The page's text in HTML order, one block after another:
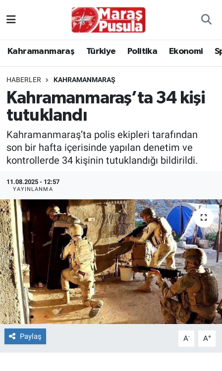
Kahramanmaraş Türkiye Politika Ekonomi
HABERLER KAHRAMANMARAŞ
Kahramanmaraş’ta 34 kişi
tutuklandı
Kahramanmaraş’ta polis ekipleri tarafından
son bir hafta içerisinde yapılan denetim ve
kontrollerde 34 kişinin tutuklandığı bildirildi.
11.08.2025 - 12:57
YAYINLANMA
Paylaş A- A+
Politika
Ekonomi
Spor
Kültür Sanat
Sağlık
TEKNOLOJİ
Dünya
İlçeler
MAGAZİN
Bilim, Teknoloji
İstanbul Trafik Yoğunluk Haritası
Süper Lig Puan Durumu ve Fikstür
Tüm Manşetler
Son Dakika Haberleri
Haber Arşivi